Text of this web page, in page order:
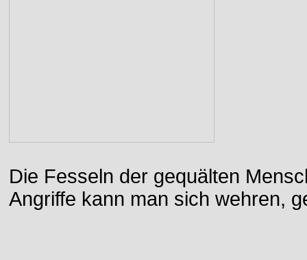
Die Fesseln der gequälten
Angriffe kann man sich wehren,